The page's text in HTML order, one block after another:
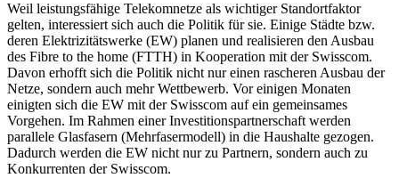
Weil leistungsfähige Telekomnetze als wichtiger Standortfaktor
gelten, interessiert sich auch die Politik für sie. Einige Städte bzw.
deren Elektrizitätswerke (EW) planen und realisieren den Ausbau
des Fibre to the home (FTTH) in Kooperation mit der Swisscom.
Davon erhofft sich die Politik nicht nur einen rascheren Ausbau der
Netze, sondern auch mehr Wettbewerb. Vor einigen Monaten
einigten sich die EW mit der Swisscom auf ein gemeinsames
Vorgehen. Im Rahmen einer Investitionspartnerschaft werden
parallele Glasfasern (Mehrfasermodell) in die Haushalte gezogen.
Dadurch werden die EW nicht nur zu Partnern, sondern auch zu
Konkurrenten der Swisscom.